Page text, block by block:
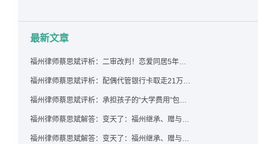
最新文章
福州律师蔡思斌评析：二审改判！恋爱同居5年为女友买车，分手后能要回吗？
福州律师蔡思斌评析：配偶代管银行卡取走21万，离婚后这笔钱还要得回来吗？
福州律师蔡思斌评析：承担孩子的“大学费用”包括高额留学费用吗？
福州律师蔡思斌解答：变天了：福州继承、赠与房产转让要收20%个税？福州国税官方回复来了！
福州律师蔡思斌解答：变天了：福州继承、赠与房产转让要收20%个税？福州国税官方回答来了！